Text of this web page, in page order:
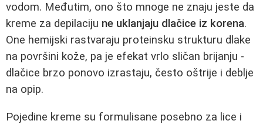
vodom. Međutim, ono što mnoge ne znaju jeste da
kreme za depilaciju ne uklanjaju dlačice iz korena.
One hemijski rastvaraju proteinsku strukturu dlake
na površini kože, pa je efekat vrlo sličan brijanju -
dlačice brzo ponovo izrastaju, često oštrije i deblje
na opip.
Pojedine kreme su formulisane posebno za lice i